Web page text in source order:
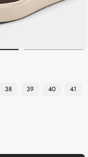
38 39 40 41